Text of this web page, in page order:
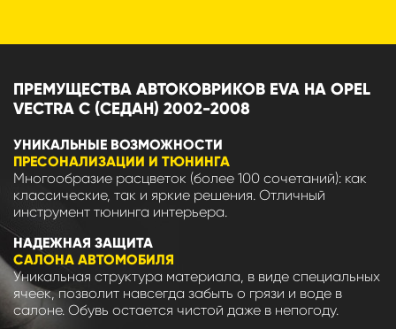
ПРЕМУЩЕСТВА АВТОКОВРИКОВ EVA НА OPEL
VECTRA C (СЕДАН) 2002-2008
УНИКАЛЬНЫЕ ВОЗМОЖНОСТИ
ПРЕСОНАЛИЗАЦИИ И ТЮНИНГА
Многообразие расцветок (более 100 сочетаний): как
классические, так и яркие решения. Отличный
инструмент тюнинга интерьера.
НАДЕЖНАЯ ЗАЩИТА
САЛОНА АВТОМОБИЛЯ
Уникальная структура материала, в виде специальных
ячеек, позволит навсегда забыть о грязи и воде в
салоне. Обувь остается чистой даже в непогоду.